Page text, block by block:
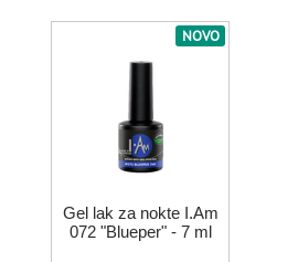
NOVO
Gel lak za nokte I.Am
072 "Blueper" - 7 ml